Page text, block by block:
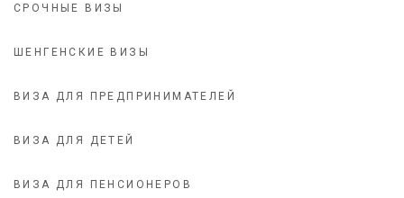
СРОЧНЫЕ ВИЗЫ
ШЕНГЕНСКИЕ ВИЗЫ
ВИЗА ДЛЯ ПРЕДПРИНИМАТЕЛЕЙ
ВИЗА ДЛЯ ДЕТЕЙ
ВИЗА ДЛЯ ПЕНСИОНЕРОВ